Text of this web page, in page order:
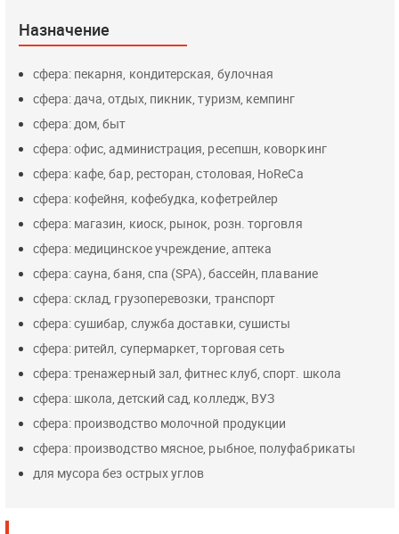
Назначение
сфера: пекарня, кондитерская, булочная
сфера: дача, отдых, пикник, туризм, кемпинг
сфера: дом, быт
сфера: офис, администрация, ресепшн, коворкинг
сфера: кафе, бар, ресторан, столовая, HoReCa
сфера: кофейня, кофебудка, кофетрейлер
сфера: магазин, киоск, рынок, розн. торговля
сфера: медицинское учреждение, аптека
сфера: сауна, баня, спа (SPA), бассейн, плавание
сфера: склад, грузоперевозки, транспорт
сфера: сушибар, служба доставки, сушисты
сфера: ритейл, супермаркет, торговая сеть
сфера: тренажерный зал, фитнес клуб, спорт. школа
сфера: школа, детский сад, колледж, ВУЗ
сфера: производство молочной продукции
сфера: производство мясное, рыбное, полуфабрикаты
для мусора без острых углов